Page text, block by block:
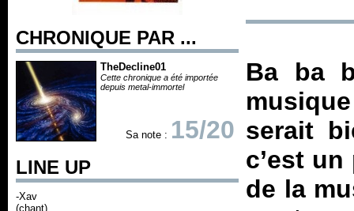
CHRONIQUE PAR ...
TheDecline01
Cette chronique a été importée
depuis metal-immortel
Sa note : 15/20
LINE UP
-Xav
(chant)
Ba ba
serait
c’est
de la